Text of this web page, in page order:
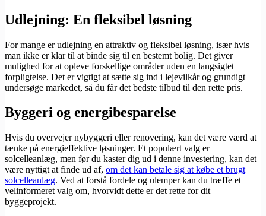
Udlejning: En fleksibel løsning
For mange er udlejning en attraktiv og fleksibel løsning, især hvis
man ikke er klar til at binde sig til en bestemt bolig. Det giver
mulighed for at opleve forskellige områder uden en langsigtet
forpligtelse. Det er vigtigt at sætte sig ind i lejevilkår og grundigt
undersøge markedet, så du får det bedste tilbud til den rette pris.
Byggeri og energibesparelse
Hvis du overvejer nybyggeri eller renovering, kan det være værd at
tænke på energieffektive løsninger. Et populært valg er
solcelleanlæg, men før du kaster dig ud i denne investering, kan det
være nyttigt at finde ud af, om det kan betale sig at købe et brugt
solcelleanlæg. Ved at forstå fordele og ulemper kan du træffe et
velinformeret valg om, hvorvidt dette er det rette for dit
byggeprojekt.